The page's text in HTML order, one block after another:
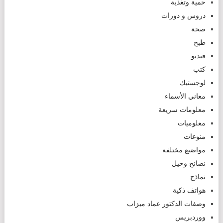
حمية وتغذية
دروس و دورات
صحة
طبخ
فيديو
كتب
لوجستيك
معاني الأسماء
معلومات سريعة
معلوميات
منوعات
مواضيع مختلفة
نصائح وحيل
نماذج
هواتف ذكية
وصفات الدكتور عماد ميزاب
ووردبريس